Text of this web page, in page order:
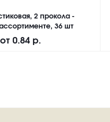
2 прокола -
ассортименте, 36 шт
от 0.84 р.